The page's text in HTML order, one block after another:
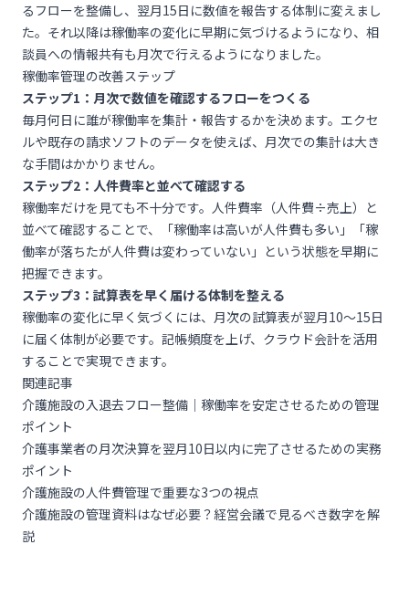
るフローを整備し、翌月15日に数値を報告する体制に変えまし
た。それ以降は稼働率の変化に早期に気づけるようになり、相
談員への情報共有も月次で行えるようになりました。
稼働率管理の改善ステップ
ステップ1：月次で数値を確認するフローをつくる
毎月何日に誰が稼働率を集計・報告するかを決めます。エクセ
ルや既存の請求ソフトのデータを使えば、月次での集計は大き
な手間はかかりません。
ステップ2：人件費率と並べて確認する
稼働率だけを見ても不十分です。人件費率（人件費÷売上）と
並べて確認することで、「稼働率は高いが人件費も多い」「稼
働率が落ちたが人件費は変わっていない」という状態を早期に
把握できます。
ステップ3：試算表を早く届ける体制を整える
稼働率の変化に早く気づくには、月次の試算表が翌月10〜15日
に届く体制が必要です。記帳頻度を上げ、クラウド会計を活用
することで実現できます。
関連記事
介護施設の入退去フロー整備｜稼働率を安定させるための管理
ポイント
介護事業者の月次決算を翌月10日以内に完了させるための実務
ポイント
介護施設の人件費管理で重要な3つの視点
介護施設の管理資料はなぜ必要？経営会議で見るべき数字を解
説